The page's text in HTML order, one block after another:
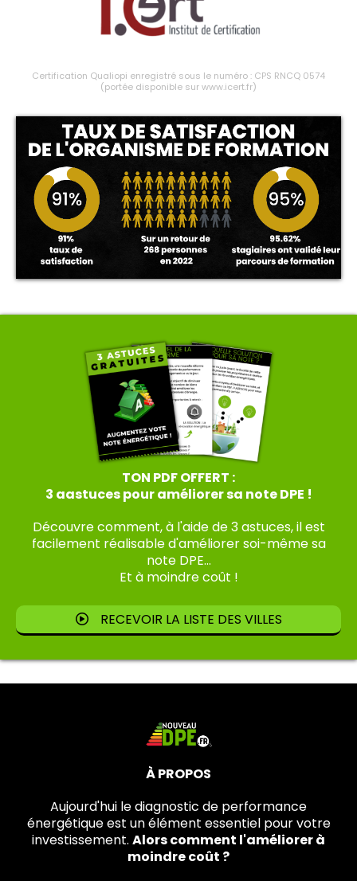
Certification Qualiopi enregistré sous le numéro : CPS RNCQ 0574
(portée disponible sur www.icert.fr)
TON PDF OFFERT :
3 aastuces pour améliorer sa note DPE !
Découvre comment, à l'aide de 3 astuces, il est
facilement réalisable d'améliorer soi-même sa
note DPE...
Et à moindre coût !
RECEVOIR LA LISTE DES VILLES
À PROPOS
Aujourd'hui le diagnostic de performance
énergétique est un élément essentiel pour votre
investissement. Alors comment l'améliorer à
moindre coût ?